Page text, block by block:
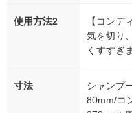
使用方法2
【コンデ
気を切り
くすすぎ
寸法
シャンプ
80mm/コ